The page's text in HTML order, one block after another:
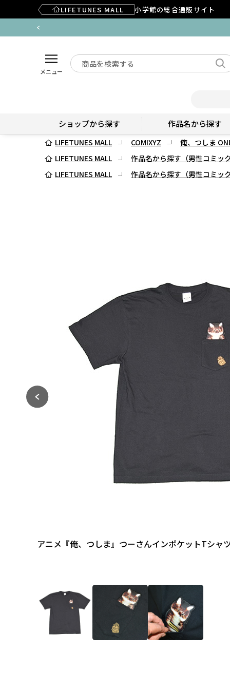
LIFETUNES MALL 小学館の総合通販サイト
メニュー
ショップから探す 作品名から探す
LIFETUNES MALL COMIXYZ
俺、つしま
LIFETUNES MALL
作品名から探す（男性コミッ
LIFETUNES MALL
作品名から探す（男性コミッ
アニメ『俺、つしま』つーさんインポケットTシャ